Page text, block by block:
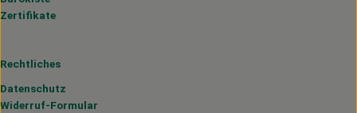
Zertifikate
Rechtliches
Datenschutz
Widerruf-Formular